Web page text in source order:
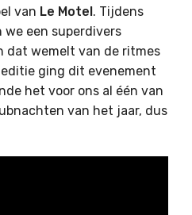
van Le Motel. Tijdens
een superdivers
dat wemelt van de ritmes
ging dit evenement
het voor ons al één van
van het jaar, dus